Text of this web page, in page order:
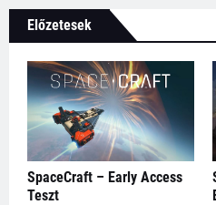
Előzetesek
SpaceCraft – Early Access
Teszt